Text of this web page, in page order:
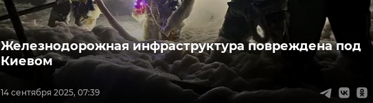
14 сентября 2025, 07:39
Железнодорожная инфраструктура повреждена под
Киевом